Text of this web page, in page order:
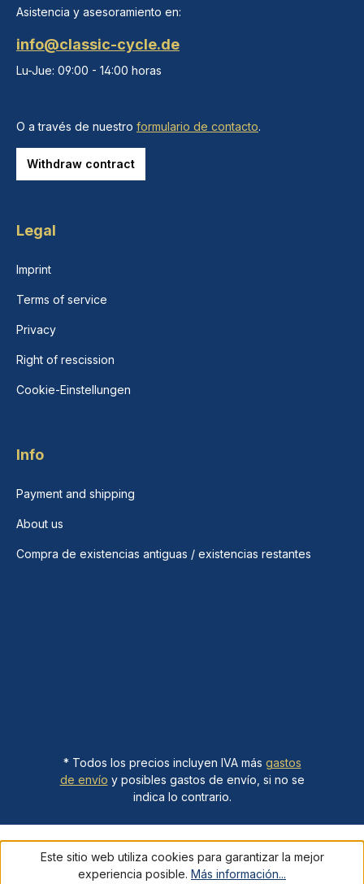
Asistencia y asesoramiento en:
info@classic-cycle.de
Lu-Jue: 09:00 - 14:00 horas
O a través de nuestro formulario de contacto.
Withdraw contract
Legal
Imprint
Terms of service
Privacy
Right of rescission
Cookie-Einstellungen
Info
Payment and shipping
About us
Compra de existencias antiguas / existencias restantes
* Todos los precios incluyen IVA más gastos
de envío y posibles gastos de envío, si no se
indica lo contrario.
Este sitio web utiliza cookies para garantizar la mejor
experiencia posible. Más información...